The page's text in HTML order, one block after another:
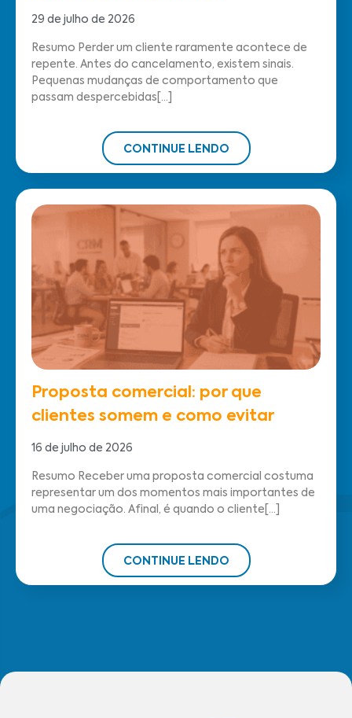
29 de julho de 2026
Resumo Perder um cliente raramente acontece de
repente. Antes do cancelamento, existem sinais.
Pequenas mudanças de comportamento que
passam despercebidas[...]
CONTINUE LENDO
Proposta comercial: por que
clientes somem e como evitar
16 de julho de 2026
Resumo Receber uma proposta comercial costuma
representar um dos momentos mais importantes de
uma negociação. Afinal, é quando o cliente[...]
CONTINUE LENDO